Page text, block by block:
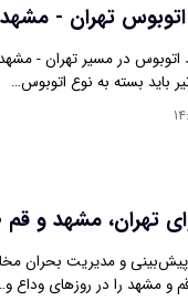
تهران -
اتوبوس در مسیر تهران -
تهران، مشهد و قم
و مدیریت بحران
و مشهد را در روزهای وداع